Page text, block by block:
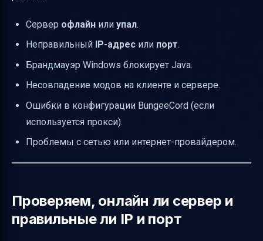
Сервер офлайн или упал.
Неправильный IP-адрес или порт.
Брандмауэр Windows блокирует Java.
Несовпадение модов на клиенте и сервере.
Ошибки в конфигурации BungeeCord (если
используется прокси).
Проблемы с сетью или интернет-провайдером.
Проверяем, онлайн ли сервер и
правильные ли IP и порт